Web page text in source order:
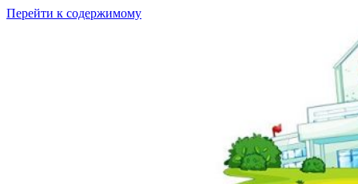
Перейти к содержимому